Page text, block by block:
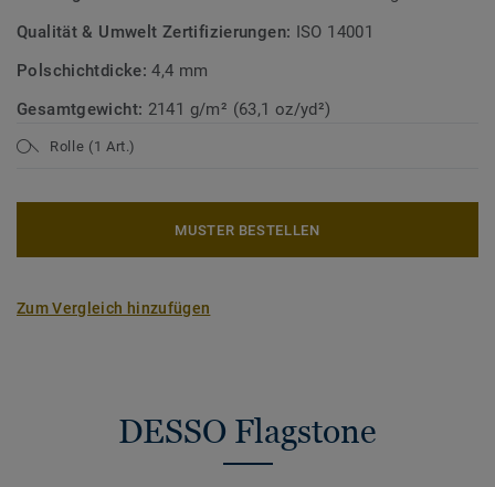
Qualität & Umwelt Zertifizierungen: ISO 14001
Polschichtdicke:4,4 mm
Gesamtgewicht: 2141 g/m² (63,1 oz/yd²)
Rolle (1 Art.)
MUSTER BESTELLEN
Zum Vergleich hinzufügen
DESSO Flagstone